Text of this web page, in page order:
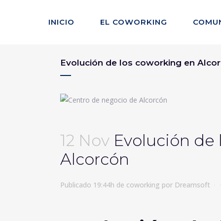
INICIO EL COWORKING
Evolución de los coworking en
12 Nov Evolución
Alcorcón
Publicado 19:44h de coworking por Dreamsoft